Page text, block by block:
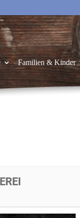
Familien & Kinder